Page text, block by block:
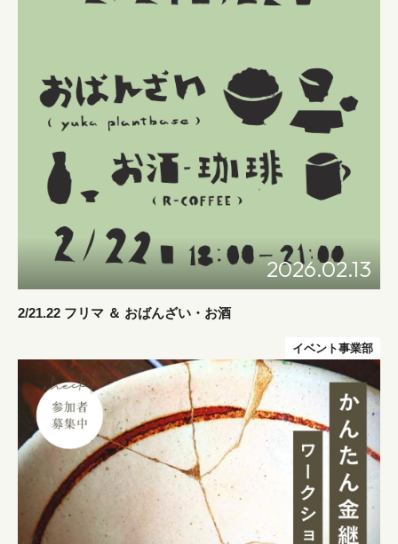
2026.02.13
2/21.22 フリマ ＆ おばんざい・お酒
イベント事業部